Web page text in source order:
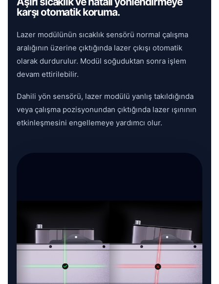
karşı otomatik koruma.
Lazer modülünün sıcaklık sensörü normal çalışma
aralığının üzerine çıktığında lazer çıkışı otomatik
olarak durdurulur. Modül soğuduktan sonra işlem
devam ettirilebilir.
Dahili yön sensörü, lazer modülü yanlış takıldığında
veya çalışma pozisyonundan çıktığında lazer ışınının
etkinleşmesini engellemeye yardımcı olur.